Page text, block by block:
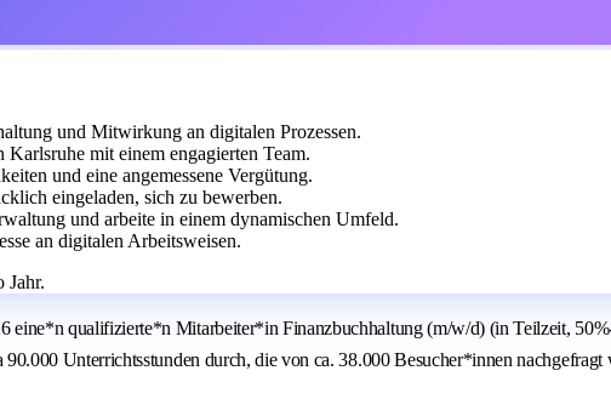
und Mitwirkung an digitalen Prozessen.
mit einem engagierten Team.
und eine angemessene Vergütung.
eingeladen, sich zu bewerben.
und arbeite in einem dynamischen Umfeld.
an digitalen Arbeitsweisen.
Jahr.
eine*n qualifizierte*n Mitarbeiter*in Finanzbuchhaltung (m/w/d) (in Teilzeit,
Unterrichtsstunden durch, die von ca. 38.000 Besucher*innen nachgefragt